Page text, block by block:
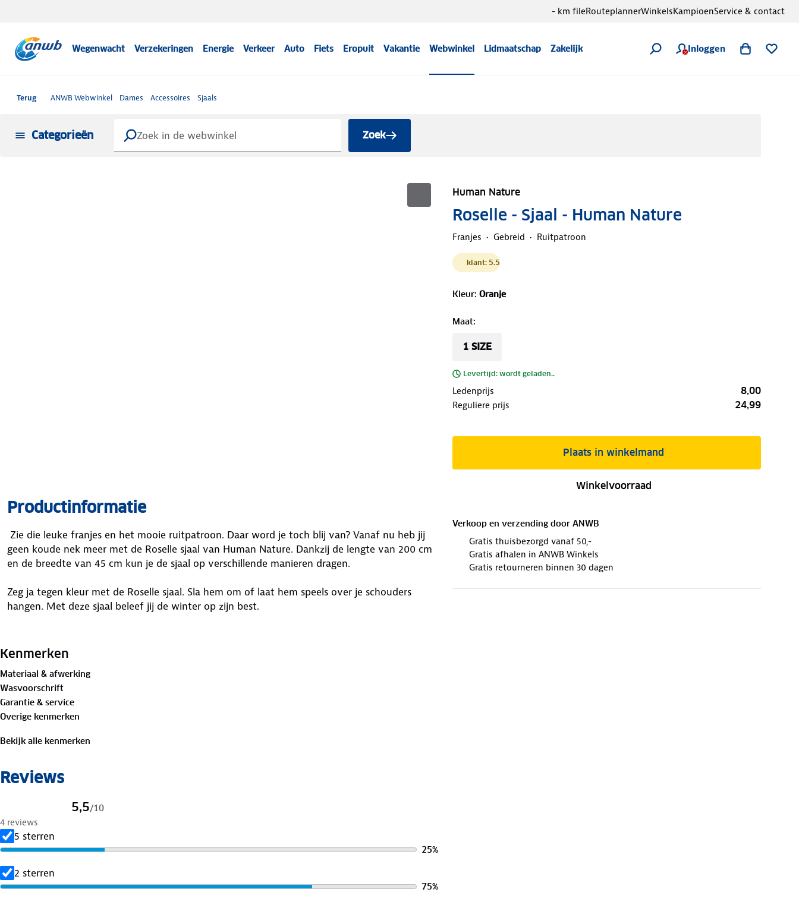
Wegenwacht Verzekeringen Energie Verkeer Auto Fiets Eropuit Vakantie Webwinkel Lidmaatschap Zakelijk Inloggen
- km fileRouteplannerWinkelsKampioenService & contact
Terug ANWB Webwinkel Dames Accessoires Sjaals
Categorieën Zoek
Human Nature
Roselle - Sjaal - Human Nature
Franjes Gebreid Ruitpatroon
klant: 5.5
Kleur: Oranje
Maat:
1 SIZE
Levertijd: wordt geladen..
Ledenprijs 8,00
Reguliere prijs 24,99
Plaats in winkelmand
Winkelvoorraad
Verkoop en verzending door ANWB
Gratis thuisbezorgd vanaf 50,-
Gratis afhalen in ANWB Winkels
Gratis retourneren binnen 30 dagen
Productinformatie
Zie die leuke franjes en het mooie ruitpatroon. Daar word je toch blij van? Vanaf nu heb jij
geen koude nek meer met de Roselle sjaal van Human Nature. Dankzij de lengte van 200 cm
en de breedte van 45 cm kun je de sjaal op verschillende manieren dragen.
Zeg ja tegen kleur met de Roselle sjaal. Sla hem om of laat hem speels over je schouders
hangen. Met deze sjaal beleef jij de winter op zijn best.
100% polyester
Kenmerken
Materiaal & afwerking
Wasvoorschrift
Garantie & service
Overige kenmerken
Bekijk alle kenmerken
Reviews
5,5/10
4 reviews
5 sterren
25%
2 sterren
75%